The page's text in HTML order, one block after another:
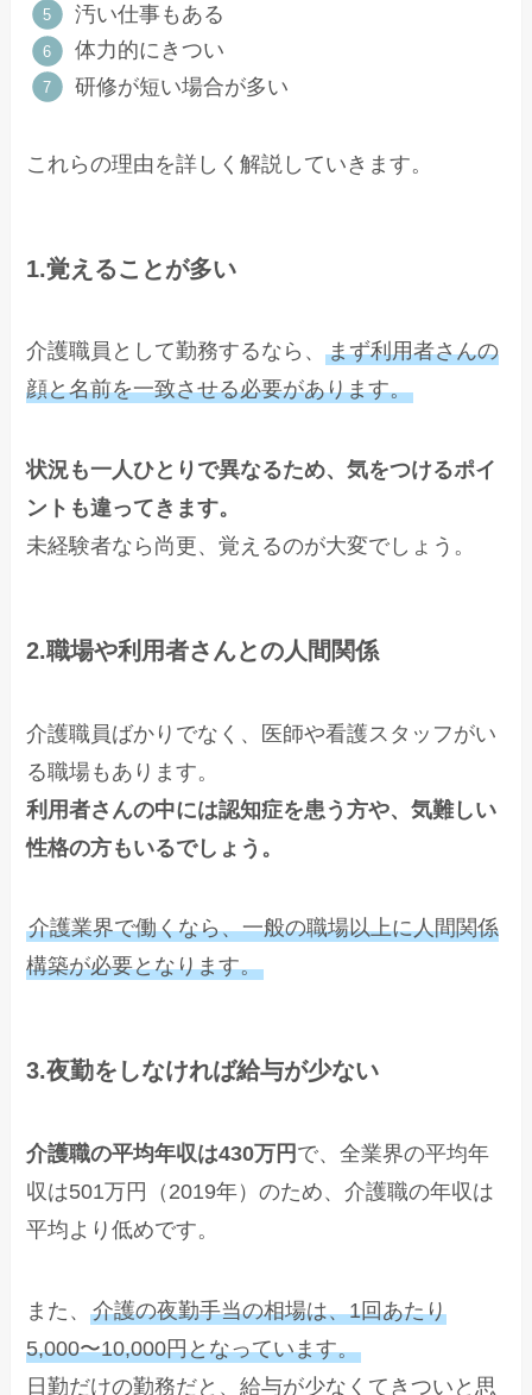
汚い仕事もある
体力的にきつい
研修が短い場合が多い
これらの理由を詳しく解説していきます。
1.覚えることが多い
介護職員として勤務するなら、まず利用者さんの
顔と名前を一致させる必要があります。
状況も一人ひとりで異なるため、気をつけるポイ
ントも違ってきます。
未経験者なら尚更、覚えるのが大変でしょう。
2.職場や利用者さんとの人間関係
介護職員ばかりでなく、医師や看護スタッフがい
る職場もあります。
利用者さんの中には認知症を患う方や、気難しい
性格の方もいるでしょう。
介護業界で働くなら、一般の職場以上に人間関係
構築が必要となります。
3.夜勤をしなければ給与が少ない
介護職の平均年収は430万円 で、全業界の平均年
収は501万円（2019年）のため、介護職の年収は
平均より低めです。
また、介護の夜勤手当の相場は、1回あたり
5,000〜10,000円となっています。
日勤だけの勤務だと、給与が少なくてきついと思